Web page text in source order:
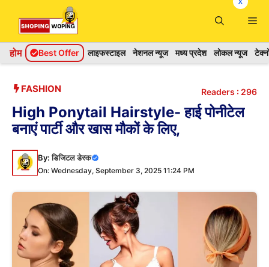
content
होम Best Offer लाइफस्टाइल नेशनल न्यूज मध्य प्रदेश लोकल न्यूज
FASHION Readers : 296
High Ponytail Hairstyle- हाई पोनीटेल
बनाएं पार्टी और खास मौकों के लिए,
By:डिजिटल डेस्क
On: Wednesday, September 3, 2025 11:24 PM